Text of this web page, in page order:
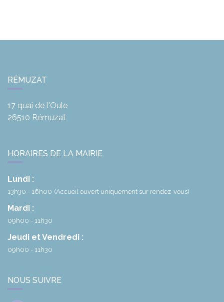
RÉMUZAT
17 quai de l'Oule
26510 Rémuzat
HORAIRES DE LA MAIRIE
Lundi :
13h30 - 16h00 (Accueil ouvert uniquement sur rendez-vous)
Mardi :
09h00 - 11h30
Jeudi et Vendredi :
09h00 - 11h30
NOUS SUIVRE